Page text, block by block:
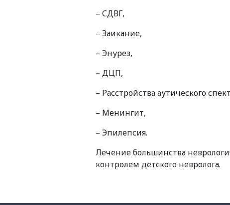
– СДВГ,
– Заикание,
– Энурез,
– ДЦП,
– Расстройства аутического
– Менингит,
– Эпилепсия.
Лечение большинства
контролем детского невролога.